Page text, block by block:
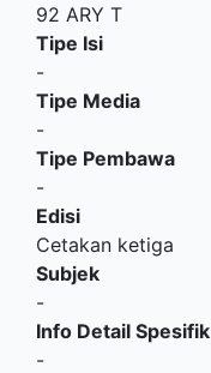
92 ARY T
Tipe Isi
-
Tipe Media
-
Tipe Pembawa
-
Edisi
Cetakan ketiga
Subjek
-
Info Detail Spesifik
-